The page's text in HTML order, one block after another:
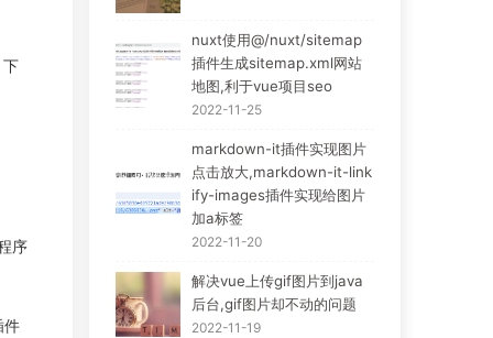
序
件
nuxt使用@/nuxt/sitemap
插件生成sitemap.xml网站
地图,利于vue项目seo
2022-11-25
markdown-it插件实现图片
点击放大,markdown-it-link
ify-images插件实现给图片
加a标签
2022-11-20
解决vue上传gif图片到java
后台,gif图片却不动的问题
2022-11-19